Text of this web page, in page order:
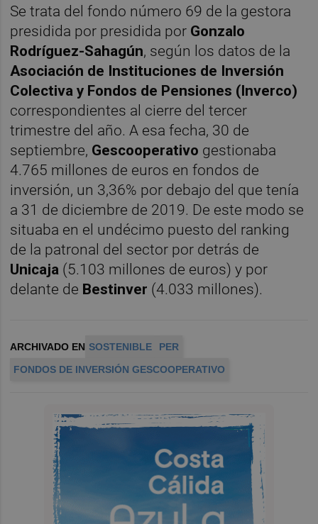
Se trata del fondo número 69 de la gestora
presidida por presidida por Gonzalo
Rodríguez-Sahagún, según los datos de la
Asociación de Instituciones de Inversión
Colectiva y Fondos de Pensiones (Inverco)
correspondientes al cierre del tercer
trimestre del año. A esa fecha, 30 de
septiembre, Gescooperativo gestionaba
4.765 millones de euros en fondos de
inversión, un 3,36% por debajo del que tenía
a 31 de diciembre de 2019. De este modo se
situaba en el undécimo puesto del ranking
de la patronal del sector por detrás de
Unicaja (5.103 millones de euros) y por
delante de Bestinver (4.033 millones).
ARCHIVADO EN SOSTENIBLE
PER
FONDOS DE INVERSIÓN GESCOOPERATIVO